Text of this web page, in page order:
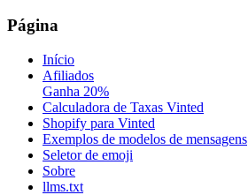
Página
Início
Afiliados
Ganha 20%
Calculadora de Taxas Vinted
Shopify para Vinted
Exemplos de modelos de mensagens
Seletor de emoji
Sobre
llms.txt